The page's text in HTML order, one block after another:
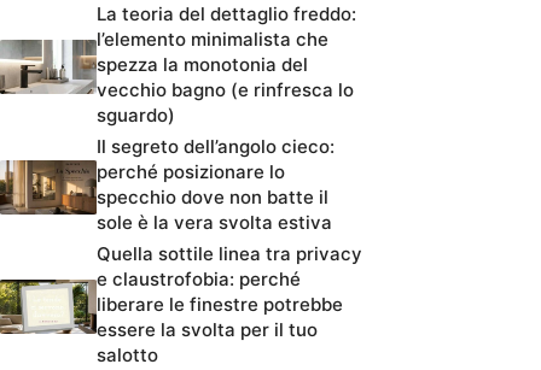
La teoria del dettaglio freddo:
l’elemento minimalista che
spezza la monotonia del
vecchio bagno (e rinfresca lo
sguardo)
Il segreto dell’angolo cieco:
perché posizionare lo
specchio dove non batte il
sole è la vera svolta estiva
Quella sottile linea tra privacy
e claustrofobia: perché
liberare le finestre potrebbe
essere la svolta per il tuo
salotto